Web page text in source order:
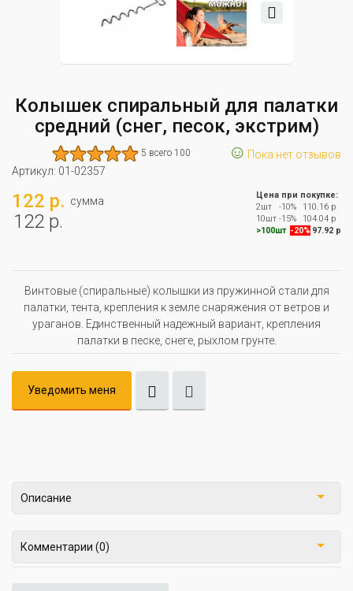
Колышек спиральный для палатки
средний (снег, песок, экстрим)
5 всего 100 ☺ Пока нет отзывов
Артикул: 01-02357
122 р. сумма
122 р.
Цена при покупке:
2шт
-10%
110.16 р
10шт -15%
104.04 р
>100шт -20% 97.92 р
Винтовые (спиральные) колышки из пружинной стали для
палатки, тента, крепления к земле снаряжения от ветров и
ураганов. Единственный надежный вариант, крепления
палатки в песке, снеге, рыхлом грунте.
Уведомить меня
Описание
Комментарии (0)